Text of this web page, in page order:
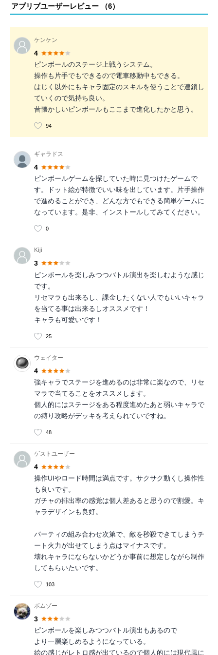
アプリブユーザーレビュー （6）
ケンケン
4
ピンボールのステージ上戦うシステム。
操作も片手でもできるので電車移動中もできる。
はじく以外にもキャラ固定のスキルを使うことで連鎖し
ていくので気持ち良い。
昔懐かしいピンボールもここまで進化したかと思う。
94
ギャラドス
4
ピンボールゲームを探していた時に見つけたゲームで
す。ドット絵が特徴でいい味を出しています。片手操作
で進めることができ、どんな方でもできる簡単ゲームに
なっています。是非、インストールしてみてください。
0
Kiji
3
ピンボールを楽しみつつバトル演出を楽しむような感じ
です。
リセマラも出来るし、課金したくない人でもいいキャラ
を当てる事は出来るしオススメです！
キャラも可愛いです！
25
ウェイター
4
強キャラでステージを進めるのは非常に楽なので、リセ
マラで当てることをオススメします。
個人的にはステージをある程度進めたあと弱いキャラで
の縛り攻略がデッキを考えられていですね。
48
ゲストユーザー
4
操作UIやロード時間は満点です。サクサク動くし操作性
も良いです。
ガチャの排出率の感覚は個人差あると思うので割愛。キ
ャラデザインも良好。
パーティの組み合わせ次第で、敵を秒殺できてしまうチ
ート火力が出せてしまう点はマイナスです。
壊れキャラにならないかどうか事前に想定しながら制作
してもらいたいです。
103
ボムゾー
3
ピンボールを楽しみつつバトル演出もあるので
より一層楽しめるようになっている。
絵の感じがレトロ感が出ているので個人的には現代風に